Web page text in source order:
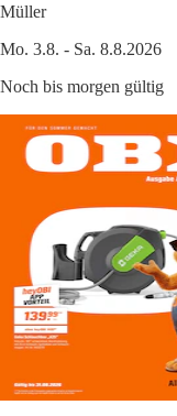
Müller
Mo. 3.8. - Sa. 8.8.2026
Noch bis morgen gültig